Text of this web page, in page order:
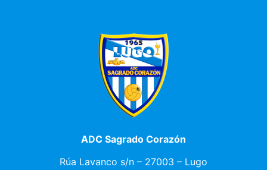
ADC Sagrado Corazón
Rúa Lavanco s/n – 27003 – Lugo